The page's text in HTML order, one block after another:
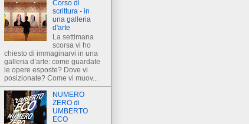
Corso di
scrittura - in
una galleria
d'arte
La settimana
scorsa vi ho
chiesto di immaginarvi in una
galleria d’arte: come guardate
le opere esposte? Dove vi
posizionate? Come vi muov...
NUMERO
ZERO di
UMBERTO
ECO